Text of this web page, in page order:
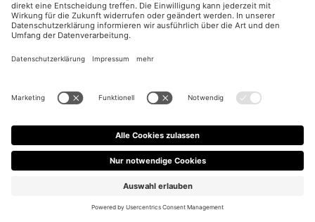
TikTok SEO - Schlüsselfaktoren für die
Die Bedeutung von TikTok, insbesondere für die
Generation Z, ist mittlerweile bekannt. Die Tatsache, dass
die Plattform im Vergleich zu traditionellen
Suchmaschinen die bevorzugte Informationsquelle der
Gen Z ist, birgt Chancen für Unternehmen. Wir zeigen,